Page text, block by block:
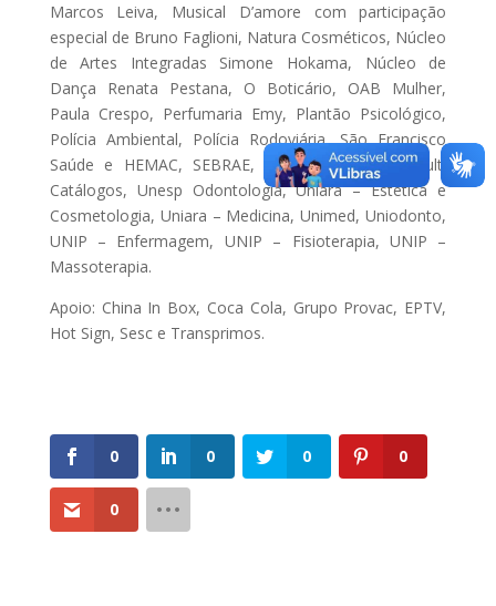
Marcos Leiva, Musical D’amore com participação
especial de Bruno Faglioni, Natura Cosméticos, Núcleo
de Artes Integradas Simone Hokama, Núcleo de
Dança Renata Pestana, O Boticário, OAB Mulher,
Paula Crespo, Perfumaria Emy, Plantão Psicológico,
Polícia Ambiental, Polícia Rodoviária, São Francisco
Saúde e HEMAC, SEBRAE, SESI, Travessolo’s Multi
Catálogos, Unesp Odontologia, Uniara – Estética e
Cosmetologia, Uniara – Medicina, Unimed, Uniodonto,
UNIP – Enfermagem, UNIP – Fisioterapia, UNIP –
Massoterapia.
Apoio: China In Box, Coca Cola, Grupo Provac, EPTV,
Hot Sign, Sesc e Transprimos.
0 0 0 0
0